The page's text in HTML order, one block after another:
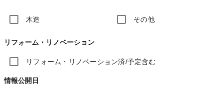
木造 その他
リフォーム・リノベーション
リフォーム・リノベーション済/予定含む
情報公開日